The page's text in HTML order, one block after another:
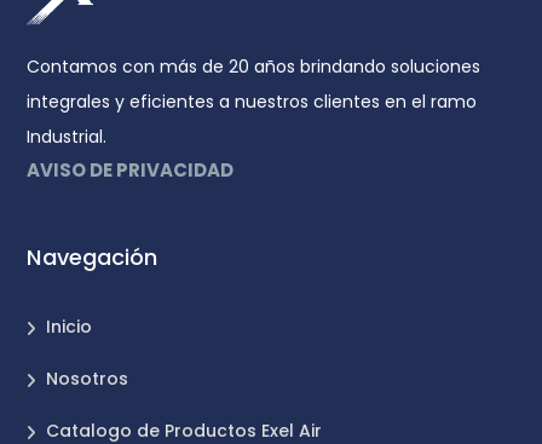
Contamos con más de 20 años brindando soluciones
integrales y eficientes a nuestros clientes en el ramo
Industrial.
AVISO DE PRIVACIDAD
Navegación
Inicio
Nosotros
Catalogo de Productos Exel Air